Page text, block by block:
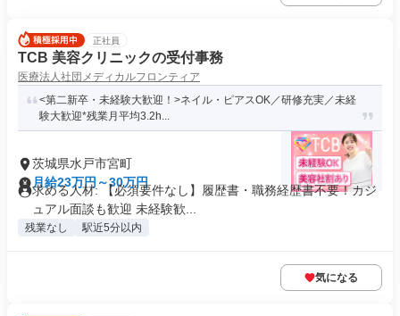
正社員
TCB 美容クリニックの受付事務
医療法人社団メディカルフロンティア
<第二新卒・未経験大歓迎！>ネイル・ピアスOK／研修充実／未経
験大歓迎*残業月平均3.2h...
茨城県水戸市宮町
月給23万円～30万円
求める人材: 【必須要件なし】履歴書・職務経歴書不要！カジ
ュアル面談も歓迎 未経験歓...
残業なし 駅近5分以内
気になる